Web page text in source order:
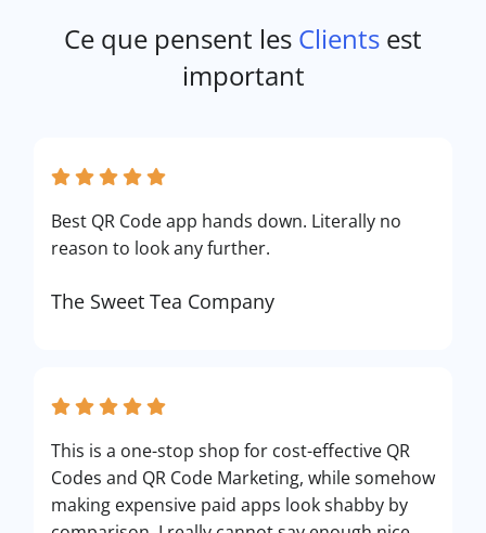
Ce que pensent les Clients est
important
Best QR Code app hands down. Literally no
reason to look any further.
The Sweet Tea Company
This is a one-stop shop for cost-effective QR
Codes and QR Code Marketing, while somehow
making expensive paid apps look shabby by